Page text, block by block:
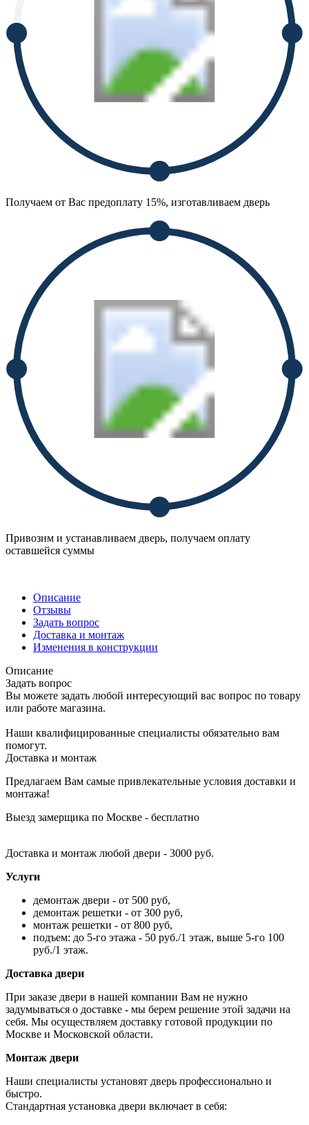
Получаем от Вас предоплату 15%, изготавливаем дверь
Привозим и устанавливаем дверь, получаем оплату
оставшейся суммы
Описание
Отзывы
Задать вопрос
Доставка и монтаж
Изменения в конструкции
Описание
Задать вопрос
Вы можете задать любой интересующий вас вопрос по товару
или работе магазина.
Наши квалифицированные специалисты обязательно вам
помогут.
Доставка и монтаж
Предлагаем Вам самые привлекательные условия доставки и
монтажа!
Выезд замерщика по Москве - бесплатно
Доставка и монтаж любой двери - 3000 руб.
Услуги
демонтаж двери - от 500 руб,
демонтаж решетки - от 300 руб,
монтаж решетки - от 800 руб,
подъем: до 5-го этажа - 50 руб./1 этаж, выше 5-го 100
руб./1 этаж.
Доставка двери
При заказе двери в нашей компании Вам не нужно
задумываться о доставке - мы берем решение этой задачи на
себя. Мы осуществляем доставку готовой продукции по
Москве и Московской области.
Монтаж двери
Наши специалисты установят дверь профессионально и
быстро.
Стандартная установка двери включает в себя: